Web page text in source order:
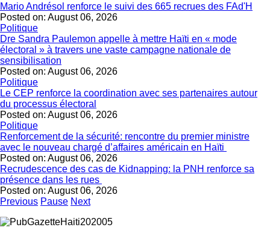
Mario Andrésol renforce le suivi des 665 recrues des FAd'H
Posted on: August 06, 2026
Politique
Dre Sandra Paulemon appelle à mettre Haïti en « mode
électoral » à travers une vaste campagne nationale de
sensibilisation
Posted on: August 06, 2026
Politique
Le CEP renforce la coordination avec ses partenaires autour
du processus électoral
Posted on: August 06, 2026
Politique
Renforcement de la sécurité: rencontre du premier ministre
avec le nouveau chargé d’affaires américain en Haïti
Posted on: August 06, 2026
Recrudescence des cas de Kidnapping: la PNH renforce sa
présence dans les rues
Posted on: August 06, 2026
Previous Pause Next